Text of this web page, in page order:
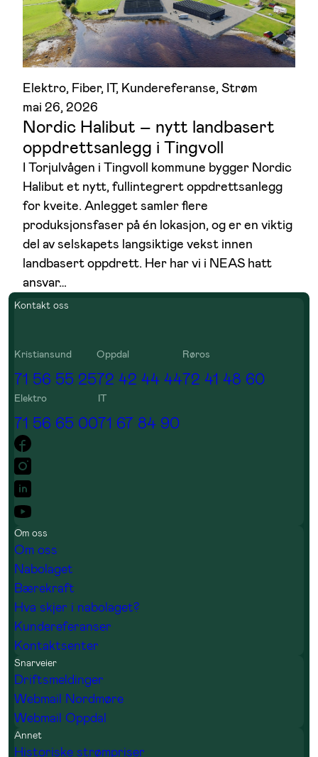
Elektro, Fiber, IT, Kundereferanse, Strøm
mai 26, 2026
Nordic Halibut – nytt landbasert
oppdrettsanlegg i Tingvoll
I Torjulvågen i Tingvoll kommune bygger Nordic
Halibut et nytt, fullintegrert oppdrettsanlegg
for kveite. Anlegget samler flere
produksjonsfaser på én lokasjon, og er en viktig
del av selskapets langsiktige vekst innen
landbasert oppdrett. Her har vi i NEAS hatt
ansvar…
Kontakt oss
Kristiansund
71 56 55 25
Oppdal
72 42 44 44
Røros
72 41 48 60
Elektro
71 56 65 00
IT
71 67 84 90
Om oss
Om oss
Nabolaget
Bærekraft
Hva skjer i nabolaget?
Kundereferanser
Kontaktsenter
Snarveier
Driftsmeldinger
Webmail Nordmøre
Webmail Oppdal
Annet
Historiske strømpriser